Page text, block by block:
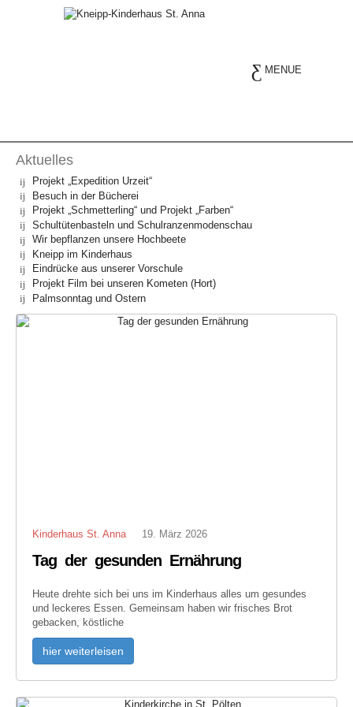
MENUE
Aktuelles
Projekt „Expedition Urzeit“
Besuch in der Bücherei
Projekt „Schmetterling“ und Projekt „Farben“
Schultütenbasteln und Schulranzenmodenschau
Wir bepflanzen unsere Hochbeete
Kneipp im Kinderhaus
Eindrücke aus unserer Vorschule
Projekt Film bei unseren Kometen (Hort)
Palmsonntag und Ostern
Kinderhaus St. Anna 19. März 2026
Tag der gesunden Ernährung
Heute drehte sich bei uns im Kinderhaus alles um gesundes
und leckeres Essen. Gemeinsam haben wir frisches Brot
gebacken, köstliche
hier weiterleisen